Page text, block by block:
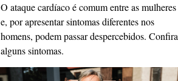
O ataque cardíaco é comum entre as mulheres
e, por apresentar sintomas diferentes nos
homens, podem passar despercebidos. Confira
alguns sintomas.